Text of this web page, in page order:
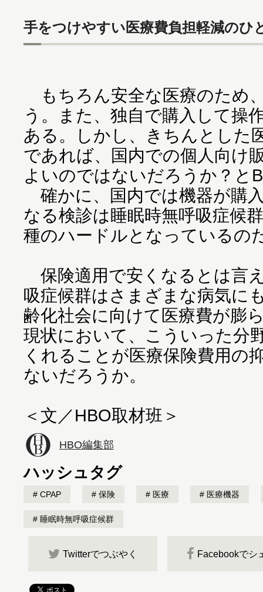
手をつけやすい医療費負担軽減のひ
もちろん安全な医療のため
う。また、独自で購入して操
ある。しかし、きちんとした
であれば、国内での個人向け
よいのではないだろうか？と
確かに、国内では機器が購
なる検診は睡眠時無呼吸症候
種のハードルとなっているの
保険適用で安くなるとは言
吸症候群はさまざまな病気に
齢化社会に向けて医療費が膨
現状において、こういった分
くれることが医療保険費用の
ないだろうか。
HBO編集部
ハッシュタグ
CPAP 保険 医療 医療機器
睡眠時無呼吸症候群
Twitterでつぶやく Facebookでシ